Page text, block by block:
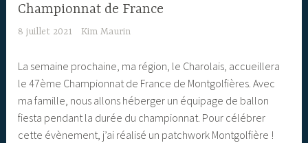
Championnat de France
8 juillet 2021 Kim Maurin
La semaine prochaine, ma région, le Charolais, accueillera
le 47ème Championnat de France de Montgolfières. Avec
ma famille, nous allons héberger un équipage de ballon
fiesta pendant la durée du championnat. Pour célébrer
cette évènement, j’ai réalisé un patchwork Montgolfière !